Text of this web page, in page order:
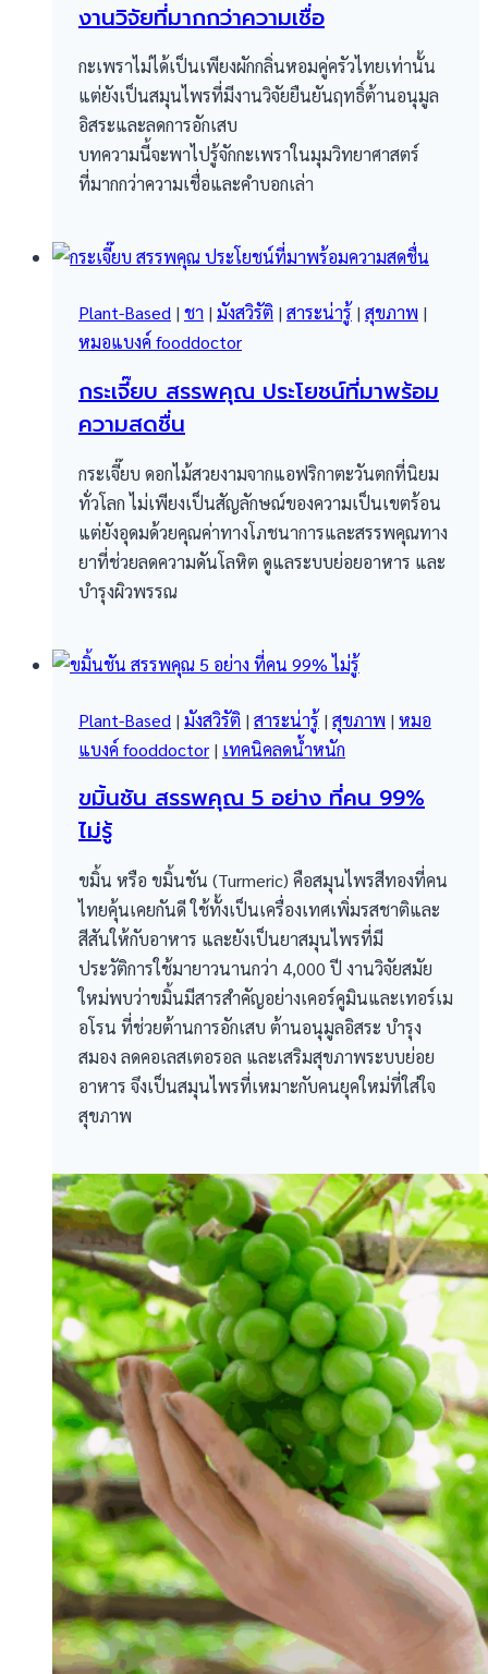
งานวิจัยที่มากกว่าความเชื่อ
กะเพราไม่ได้เป็นเพียงผักกลิ่นหอมคู่ครัวไทยเท่านั้น
แต่ยังเป็นสมุนไพรที่มีงานวิจัยยืนยันฤทธิ์ต้านอนุมูล
อิสระและลดการอักเสบ
บทความนี้จะพาไปรู้จักกะเพราในมุมวิทยาศาสตร์
ที่มากกว่าความเชื่อและคำบอกเล่า
Plant-Based | ชา | มังสวิรัติ | สาระน่ารู้ | สุขภาพ |
หมอแบงค์ fooddoctor
กระเจี๊ยบ สรรพคุณ ประโยชน์ที่มาพร้อม
ความสดชื่น
กระเจี๊ยบ ดอกไม้สวยงามจากแอฟริกาตะวันตกที่นิยม
ทั่วโลก ไม่เพียงเป็นสัญลักษณ์ของความเป็นเขตร้อน
แต่ยังอุดมด้วยคุณค่าทางโภชนาการและสรรพคุณทาง
ยาที่ช่วยลดความดันโลหิต ดูแลระบบย่อยอาหาร และ
บำรุงผิวพรรณ
Plant-Based | มังสวิรัติ | สาระน่ารู้ | สุขภาพ | หมอ
แบงค์ fooddoctor | เทคนิคลดน้ำหนัก
ขมิ้นชัน สรรพคุณ​ 5 อย่าง ที่คน 99%
ไม่รู้
ขมิ้น หรือ ขมิ้นชัน (Turmeric) คือสมุนไพรสีทองที่คน
ไทยคุ้นเคยกันดี ใช้ทั้งเป็นเครื่องเทศเพิ่มรสชาติและ
สีสันให้กับอาหาร และยังเป็นยาสมุนไพรที่มี
ประวัติการใช้มายาวนานกว่า 4,000 ปี งานวิจัยสมัย
ใหม่พบว่าขมิ้นมีสารสำคัญอย่างเคอร์คูมินและเทอร์เม
อโรน ที่ช่วยต้านการอักเสบ ต้านอนุมูลอิสระ บำรุง
สมอง ลดคอเลสเตอรอล และเสริมสุขภาพระบบย่อย
อาหาร จึงเป็นสมุนไพรที่เหมาะกับคนยุคใหม่ที่ใส่ใจ
สุขภาพ